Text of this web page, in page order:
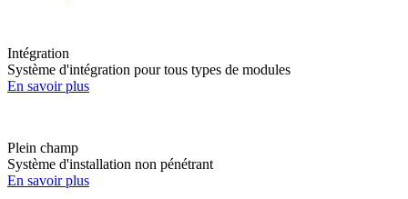
Intégration
Système d'intégration pour tous types de modules
En savoir plus
Plein champ
Système d'installation non pénétrant
En savoir plus